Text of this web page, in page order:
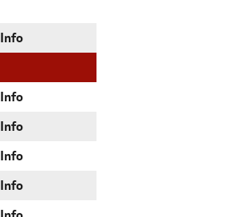
Info
Info
Info
Info
Info